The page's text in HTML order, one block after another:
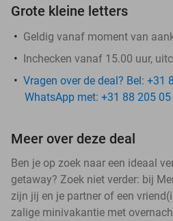
Grote kleine letters
Geldig vanaf moment van
Inchecken vanaf 15.00 uur,
Vragen over de deal? Bel: +31
WhatsApp met: +31 88 205
Meer over deze deal
Ben je op zoek naar een ideaal
getaway? Zoek niet verder: bij
zijn jij en je partner of een
zalige minivakantie met